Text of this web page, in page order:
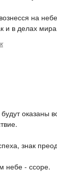
на
и в делах
оказаны
знак
небе - ссоре.